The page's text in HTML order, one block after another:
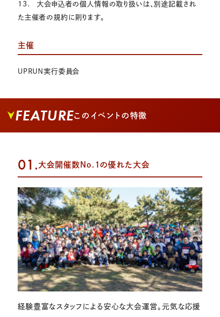
13. 大会申込者の個人情報の取り扱いは、別途記載され
た主催者の規約に則ります。
主催
UPRUN実行委員会
FEATUREこのイベントの特徴
01.大会開催数No.1の優れた大会
経験豊富なスタッフによる安心な大会運営。元気な応援